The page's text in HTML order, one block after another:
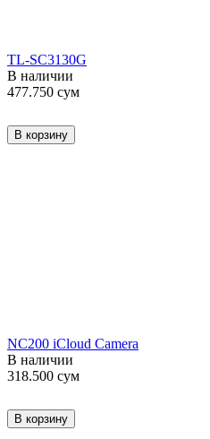
TL-SC3130G
В наличии
477.750 сум
В корзину
NC200 iCloud Camera
В наличии
318.500 сум
В корзину